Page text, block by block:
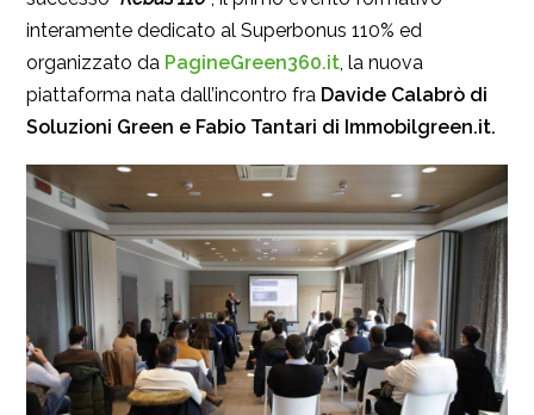
interamente dedicato al Superbonus 110% ed
organizzato da PagineGreen360.it, la nuova
piattaforma nata dall’incontro fra Davide Calabrò di
Soluzioni Green e Fabio Tantari di Immobilgreen.it.